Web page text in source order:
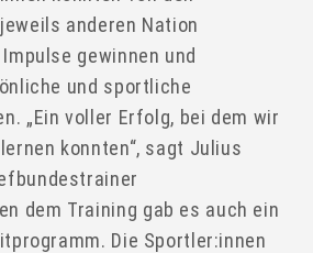
anderen Nation
gewinnen und
und sportliche
„Ein voller Erfolg, bei dem wir
konnten“, sagt Julius
dem Training gab es auch ein
Die Sportler:innen